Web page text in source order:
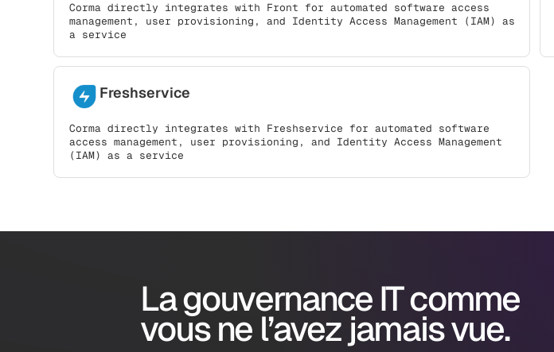
Corma directly integrates with Front for automated software access
management, user provisioning, and Identity Access Management (IAM) as
a service
Freshservice
Corma directly integrates with Freshservice for automated software
access management, user provisioning, and Identity Access Management
(IAM) as a service
La gouvernance IT comme
vous ne l’avez jamais vue.